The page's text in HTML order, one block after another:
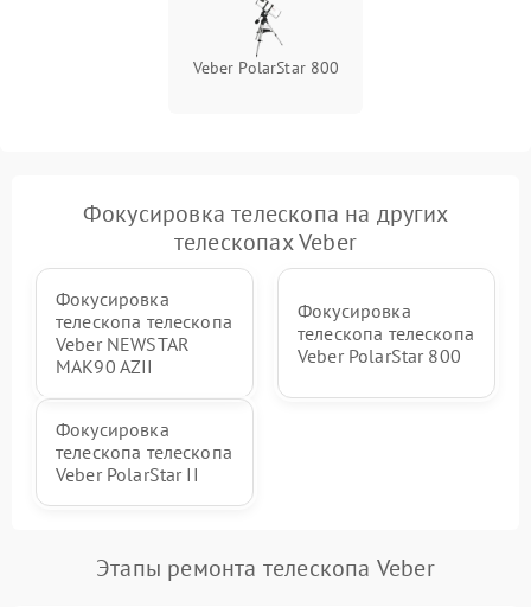
Veber PolarStar 800
Фокусировка телескопа на других
телескопах Veber
Фокусировка
телескопа телескопа
Veber NEWSTAR
MAK90 AZII
Фокусировка
телескопа телескопа
Veber PolarStar 800
Фокусировка
телескопа телескопа
Veber PolarStar II
Этапы ремонта телескопа Veber